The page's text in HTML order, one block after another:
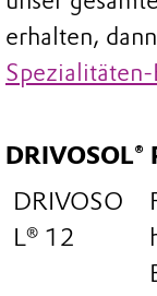
erhalten,
DRIVOSO
L 12